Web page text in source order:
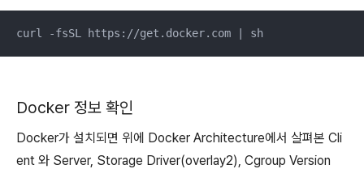
curl -fsSL https://get.docker.com | sh
Docker 정보 확인
Docker가 설치되면 위에 Docker Architecture에서 살펴본 Cli
ent 와 Server, Storage Driver(overlay2), Cgroup Version